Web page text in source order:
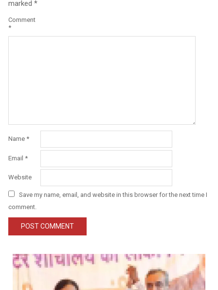
marked *
Comment
*
Name *
Email *
Website
Save my name, email, and website in this browser for the next time I
comment.